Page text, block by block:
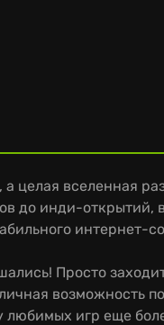
целая вселенная
до инди-открытий,
интернет-
Просто
возможность
любимых игр еще